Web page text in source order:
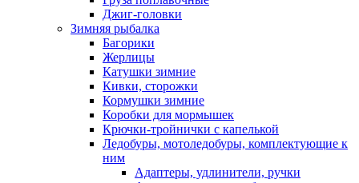
Джиг-головки
Зимняя рыбалка
Багорики
Жерлицы
Катушки зимние
Кивки, сторожки
Кормушки зимние
Коробки для мормышек
Крючки-тройнички с капелькой
Ледобуры, мотоледобуры, комплектующие к
ним
Адаптеры, удлинители, ручки